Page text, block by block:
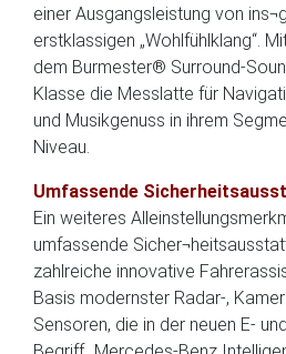
einer Ausgangsleistung von
erstklassigen „Wohlfühlklang“.
dem Burmester® Surround-
Klasse die Messlatte für
und Musikgenuss in ihrem
Niveau.
Umfassende
Ein weiteres
umfassende
zahlreiche innovative
Basis modernster Radar-,
Sensoren, die in der neuen E-